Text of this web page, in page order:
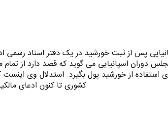
پس از ثبت خورشید در یک دفتر اسناد رسمی
دوران اسپانیایی می گوید که قصد دارد از تمام
استفاده از خورشید پول بگیرد. استدلال وی
کشوری تا کنون ادعای